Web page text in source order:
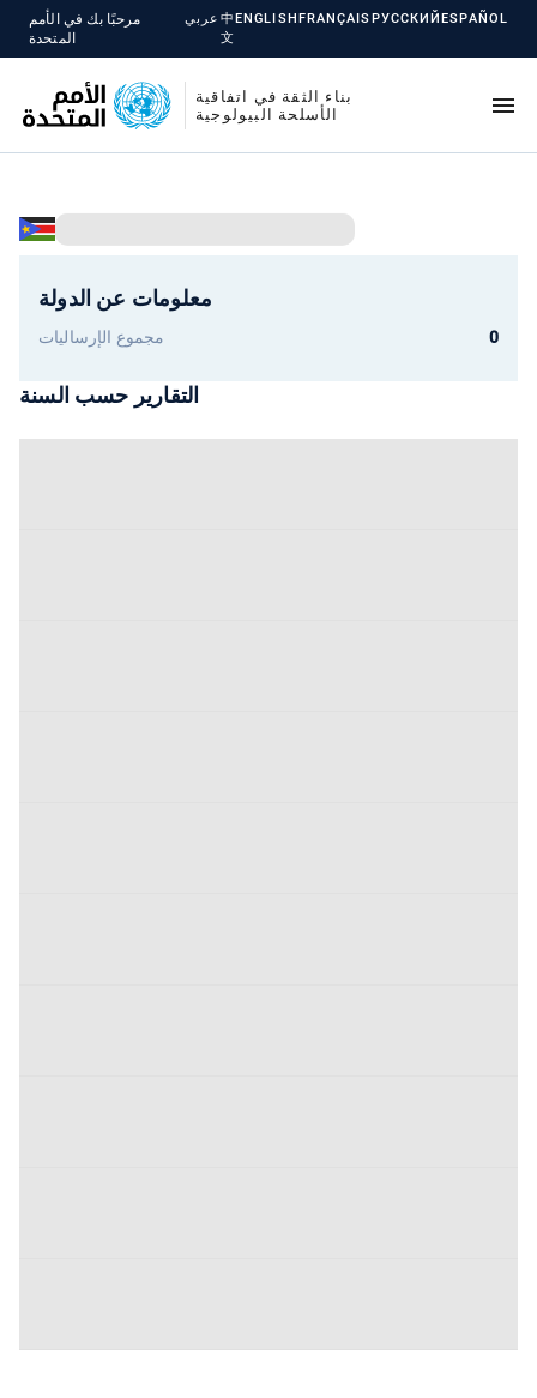
مرحبًا بك في الأمم
المتحدة
عربي 中
文
ENGLISHFRANÇAISРУССКИЙESPAÑOL
بناء الثقة في اتفاقية
الأسلحة البيولوجية
التقارير حسب السنة
معلومات عن الدولة
مجموع الإرساليات 0